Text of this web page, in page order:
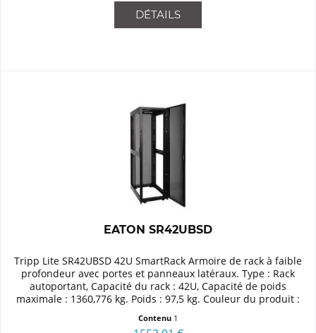
DÉTAILS
EATON SR42UBSD
Tripp Lite SR42UBSD 42U SmartRack Armoire de rack à faible
profondeur avec portes et panneaux latéraux. Type : Rack
autoportant, Capacité du rack : 42U, Capacité de poids
maximale : 1360,776 kg. Poids : 97,5 kg. Couleur du produit :
Contenu 1